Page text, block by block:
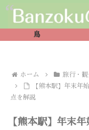
鳥
ホーム 旅行・観
【熊本駅】年末年
点を解説
【熊本駅】年末